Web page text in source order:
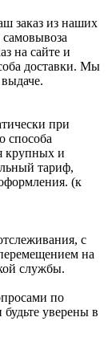
заказ из наших
на сайте и
доставки. Мы
при
способа
крупных и
тариф,
(к
с
на
службы.
по
уверены в